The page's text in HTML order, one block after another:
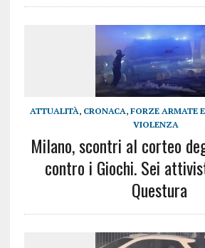
ATTUALITÀ, CRONACA,FORZE ARMATE
VIOLENZA
Milano, scontri al corteo
contro i Giochi. Sei
Questura